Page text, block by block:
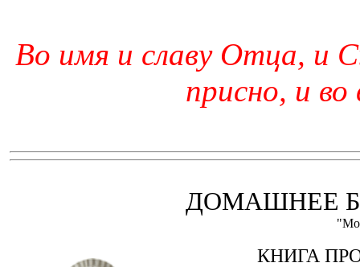
Во имя и славу Отца, и
присно, и во
ДОМАШНЕЕ
КНИГА